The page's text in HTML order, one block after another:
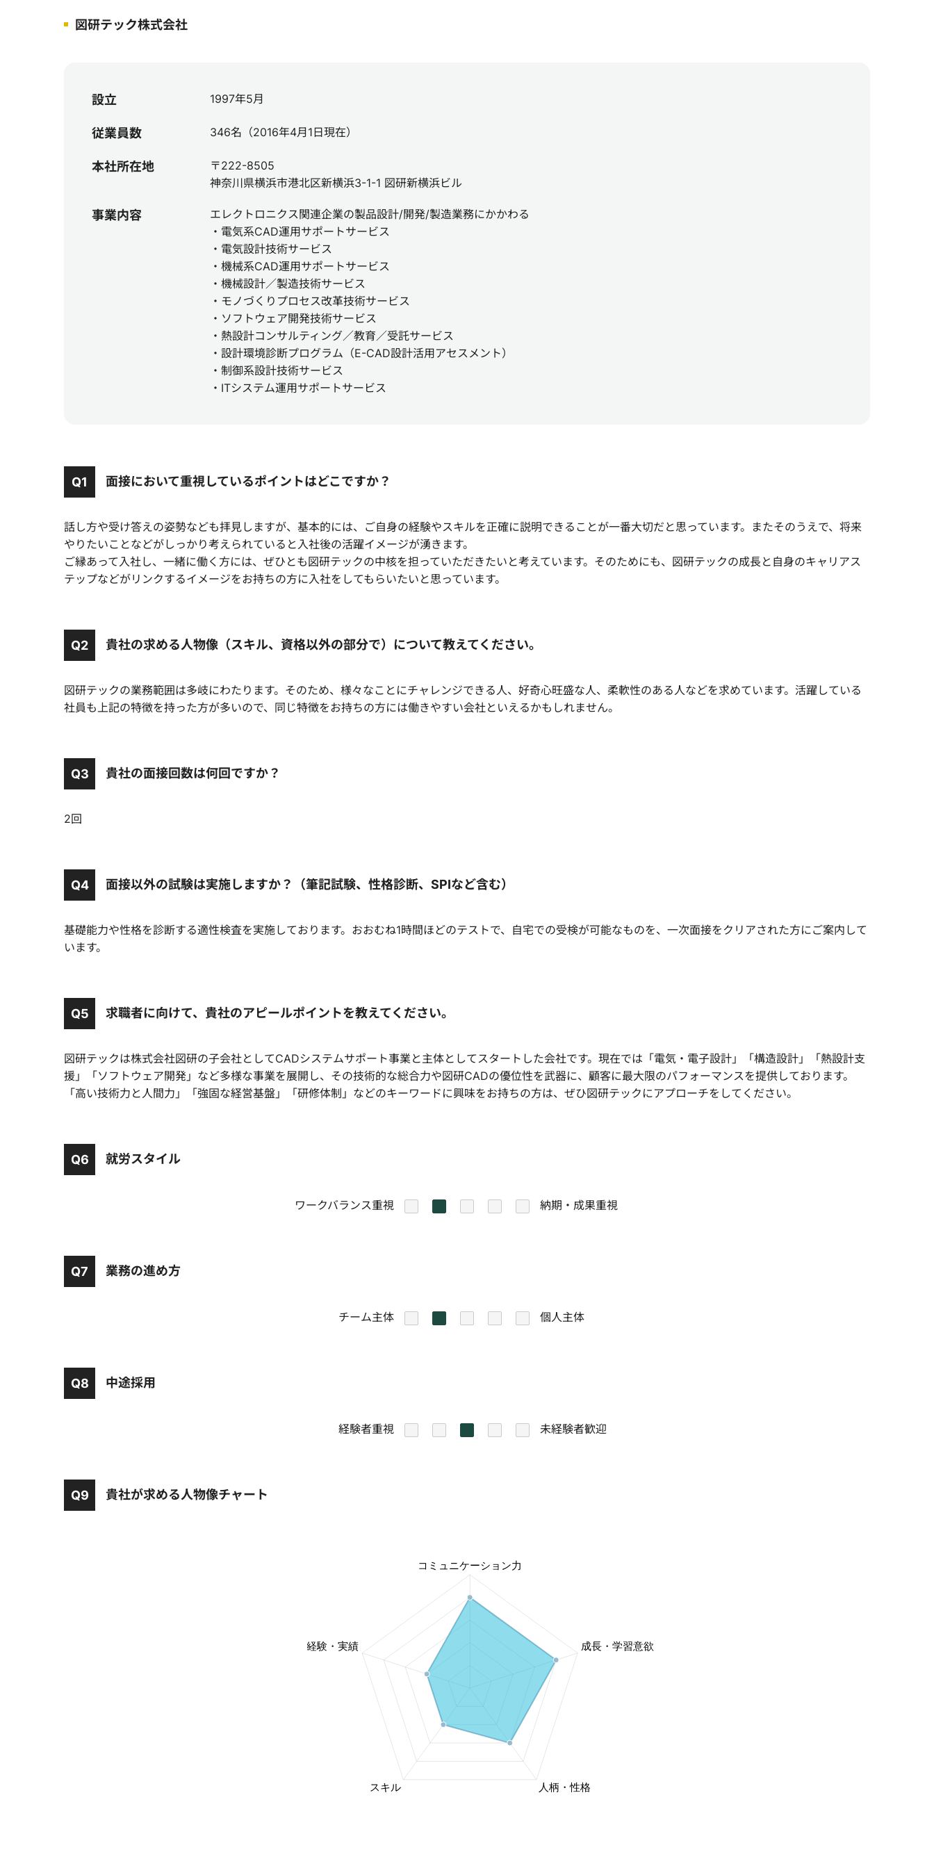
図研テック株式会社
設立 1997年5月
従業員数 346名（2016年4月1日現在）
本社所在地
〒222-8505
神奈川県横浜市港北区新横浜3-1-1 図研新横浜ビル
事業内容
エレクトロニクス関連企業の製品設計/開発/製造業務にかかわる
・電気系CAD運用サポートサービス
・電気設計技術サービス
・機械系CAD運用サポートサービス
・機械設計／製造技術サービス
・モノづくりプロセス改革技術サービス
・ソフトウェア開発技術サービス
・熱設計コンサルティング／教育／受託サービス
・設計環境診断プログラム（E-CAD設計活用アセスメント）
・制御系設計技術サービス
・ITシステム運用サポートサービス
Q1 面接において重視しているポイントはどこですか？
話し方や受け答えの姿勢なども拝見しますが、基本的には、ご自身の経験やスキルを正確に説明できることが一番大切だと思っています。またそのうえで、将来
やりたいことなどがしっかり考えられていると入社後の活躍イメージが湧きます。
ご縁あって入社し、一緒に働く方には、ぜひとも図研テックの中核を担っていただきたいと考えています。そのためにも、図研テックの成長と自身のキャリアス
テップなどがリンクするイメージをお持ちの方に入社をしてもらいたいと思っています。
Q2 貴社の求める人物像（スキル、資格以外の部分で）について教えてください。
図研テックの業務範囲は多岐にわたります。そのため、様々なことにチャレンジできる人、好奇心旺盛な人、柔軟性のある人などを求めています。活躍している
社員も上記の特徴を持った方が多いので、同じ特徴をお持ちの方には働きやすい会社といえるかもしれません。
Q3 貴社の面接回数は何回ですか？
2回
Q4 面接以外の試験は実施しますか？（筆記試験、性格診断、SPIなど含む）
基礎能力や性格を診断する適性検査を実施しております。おおむね1時間ほどのテストで、自宅での受検が可能なものを、一次面接をクリアされた方にご案内して
います。
Q5 求職者に向けて、貴社のアピールポイントを教えてください。
図研テックは株式会社図研の子会社としてCADシステムサポート事業と主体としてスタートした会社です。現在では「電気・電子設計」「構造設計」「熱設計支
援」「ソフトウェア開発」など多様な事業を展開し、その技術的な総合力や図研CADの優位性を武器に、顧客に最大限のパフォーマンスを提供しております。
「高い技術力と人間力」「強固な経営基盤」「研修体制」などのキーワードに興味をお持ちの方は、ぜひ図研テックにアプローチをしてください。
Q6 就労スタイル
ワークバランス重視
納期・成果重視
Q7 業務の進め方
チーム主体
個人主体
Q8 中途採用
経験者重視
未経験者歓迎
Q9 貴社が求める人物像チャート